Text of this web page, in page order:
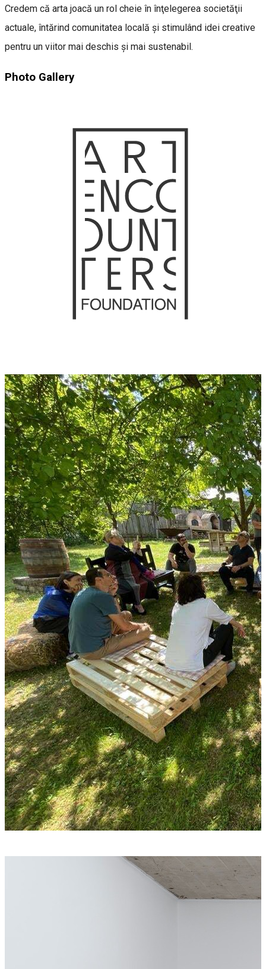
Credem că arta joacă un rol cheie în înţelegerea societăţii
actuale, întărind comunitatea locală și stimulând idei creative
pentru un viitor mai deschis și mai sustenabil.
Photo Gallery